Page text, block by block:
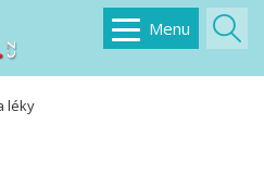
Menu
léky